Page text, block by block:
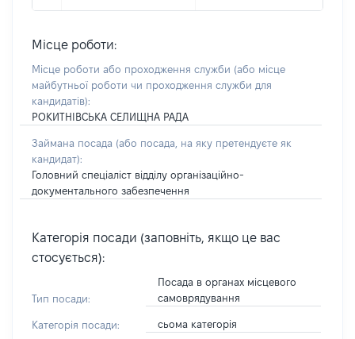
Місце роботи:
Місце роботи або проходження служби (або місце
майбутньої роботи чи проходження служби для
кандидатів):
РОКИТНІВСЬКА СЕЛИЩНА РАДА
Займана посада (або посада, на яку претендуєте як
кандидат):
Головний спеціаліст відділу організаційно-
документального забезпечення
Категорія посади (заповніть, якщо це вас
стосується):
Тип посади:
Посада в органах місцевого
самоврядування
Категорія посади: сьома категорія